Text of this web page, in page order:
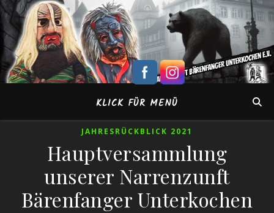
KLICK FÜR MENÜ
JAHRESRÜCKBLICK 2021
Hauptversammlung
unserer Narrenzunft
Bärenfanger Unterkochen